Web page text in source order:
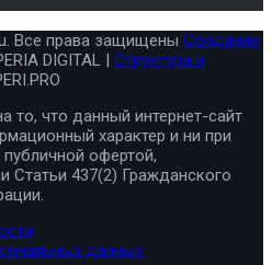
Все права защищены Создание
DIGITAL | Структура и
то, что данный интернет-сайт
характер и ни при
публичной офертой,
Статьи 437(2) Гражданского
данных